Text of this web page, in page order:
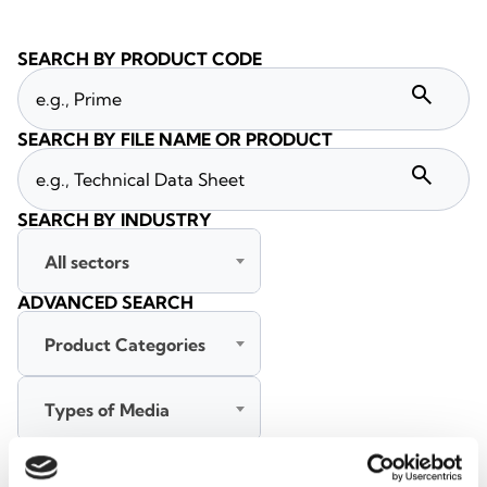
SEARCH BY PRODUCT CODE
search
SEARCH BY FILE NAME OR PRODUCT
search
SEARCH BY INDUSTRY
All sectors
ADVANCED SEARCH
Product Categories
Types of Media
All languages